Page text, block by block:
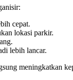
cepat.
lokasi parkir.
lebih lancar.
meningkatkan